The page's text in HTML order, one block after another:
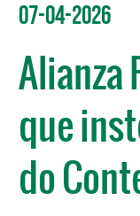
07-04-2026
Alianza
que
do